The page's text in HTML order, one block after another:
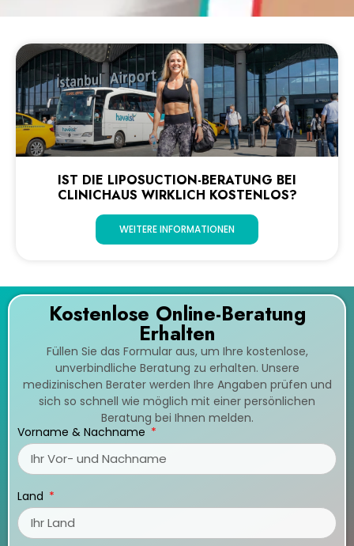
IST DIE LIPOSUCTION-BERATUNG BEI
CLINICHAUS WIRKLICH KOSTENLOS?
WEITERE INFORMATIONEN
Kostenlose Online-Beratung
Erhalten
Füllen Sie das Formular aus, um Ihre kostenlose,
unverbindliche Beratung zu erhalten. Unsere
medizinischen Berater werden Ihre Angaben prüfen und
sich so schnell wie möglich mit einer persönlichen
Beratung bei Ihnen melden.
Vorname & Nachname
Land